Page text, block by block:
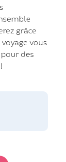
grâce
vous
des